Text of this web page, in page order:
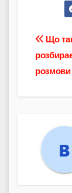
Що
розмови